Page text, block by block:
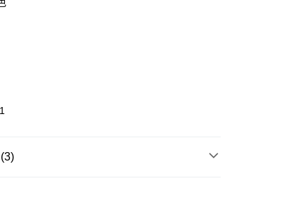
NT$1,800(含以上)免運費